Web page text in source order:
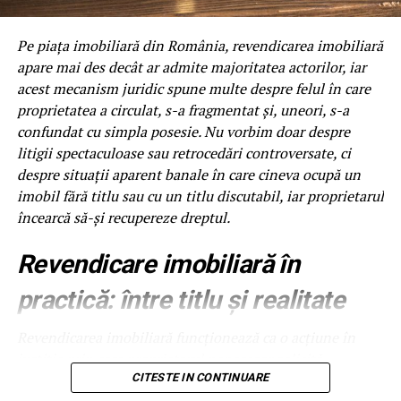
Suprafetele delicate includ lentilele camerelor, senzorii,
plasticul negru lucios si zonele cu vopsea mata. Spuma
buna are pH neutru sau usor alcalin si nu ataca aceste
suprafete. Jetul de clatire trebuie sa fie la presiune medie,
nu maxima, pentru a nu forta apa sub capace. Foloseste
duze evazate la clatire, care distribuie apa uniform, fara
presiune directionata. Aceste setari sunt usor de
implementat si reduc semnificativ riscul de reclamatii pe
caroserie delicata.
touchless
Un program touchless complet dureaza 5-8 minute:
cu perii de 10-12 minute, touchless este cu 30-40% mai
Pe piața imobiliară din România, revendicarea imobiliară
apare mai des decât ar admite majoritatea actorilor, iar
acest mecanism juridic spune multe despre felul în care
proprietatea a circulat, s-a fragmentat și, uneori, s-a
confundat cu simpla posesie. Nu vorbim doar despre
litigii spectaculoase sau retrocedări controversate, ci
despre situații aparent banale în care cineva ocupă un
imobil fără titlu sau cu un titlu discutabil, iar proprietarul
încearcă să-și recupereze dreptul.
Revendicare imobiliară în
practică: între titlu și realitate
justiție prin care proprietarul neposesor solicită
restituirea bunului de la posesorul neproprietar. Simplu
CITESTE IN CONTINUARE